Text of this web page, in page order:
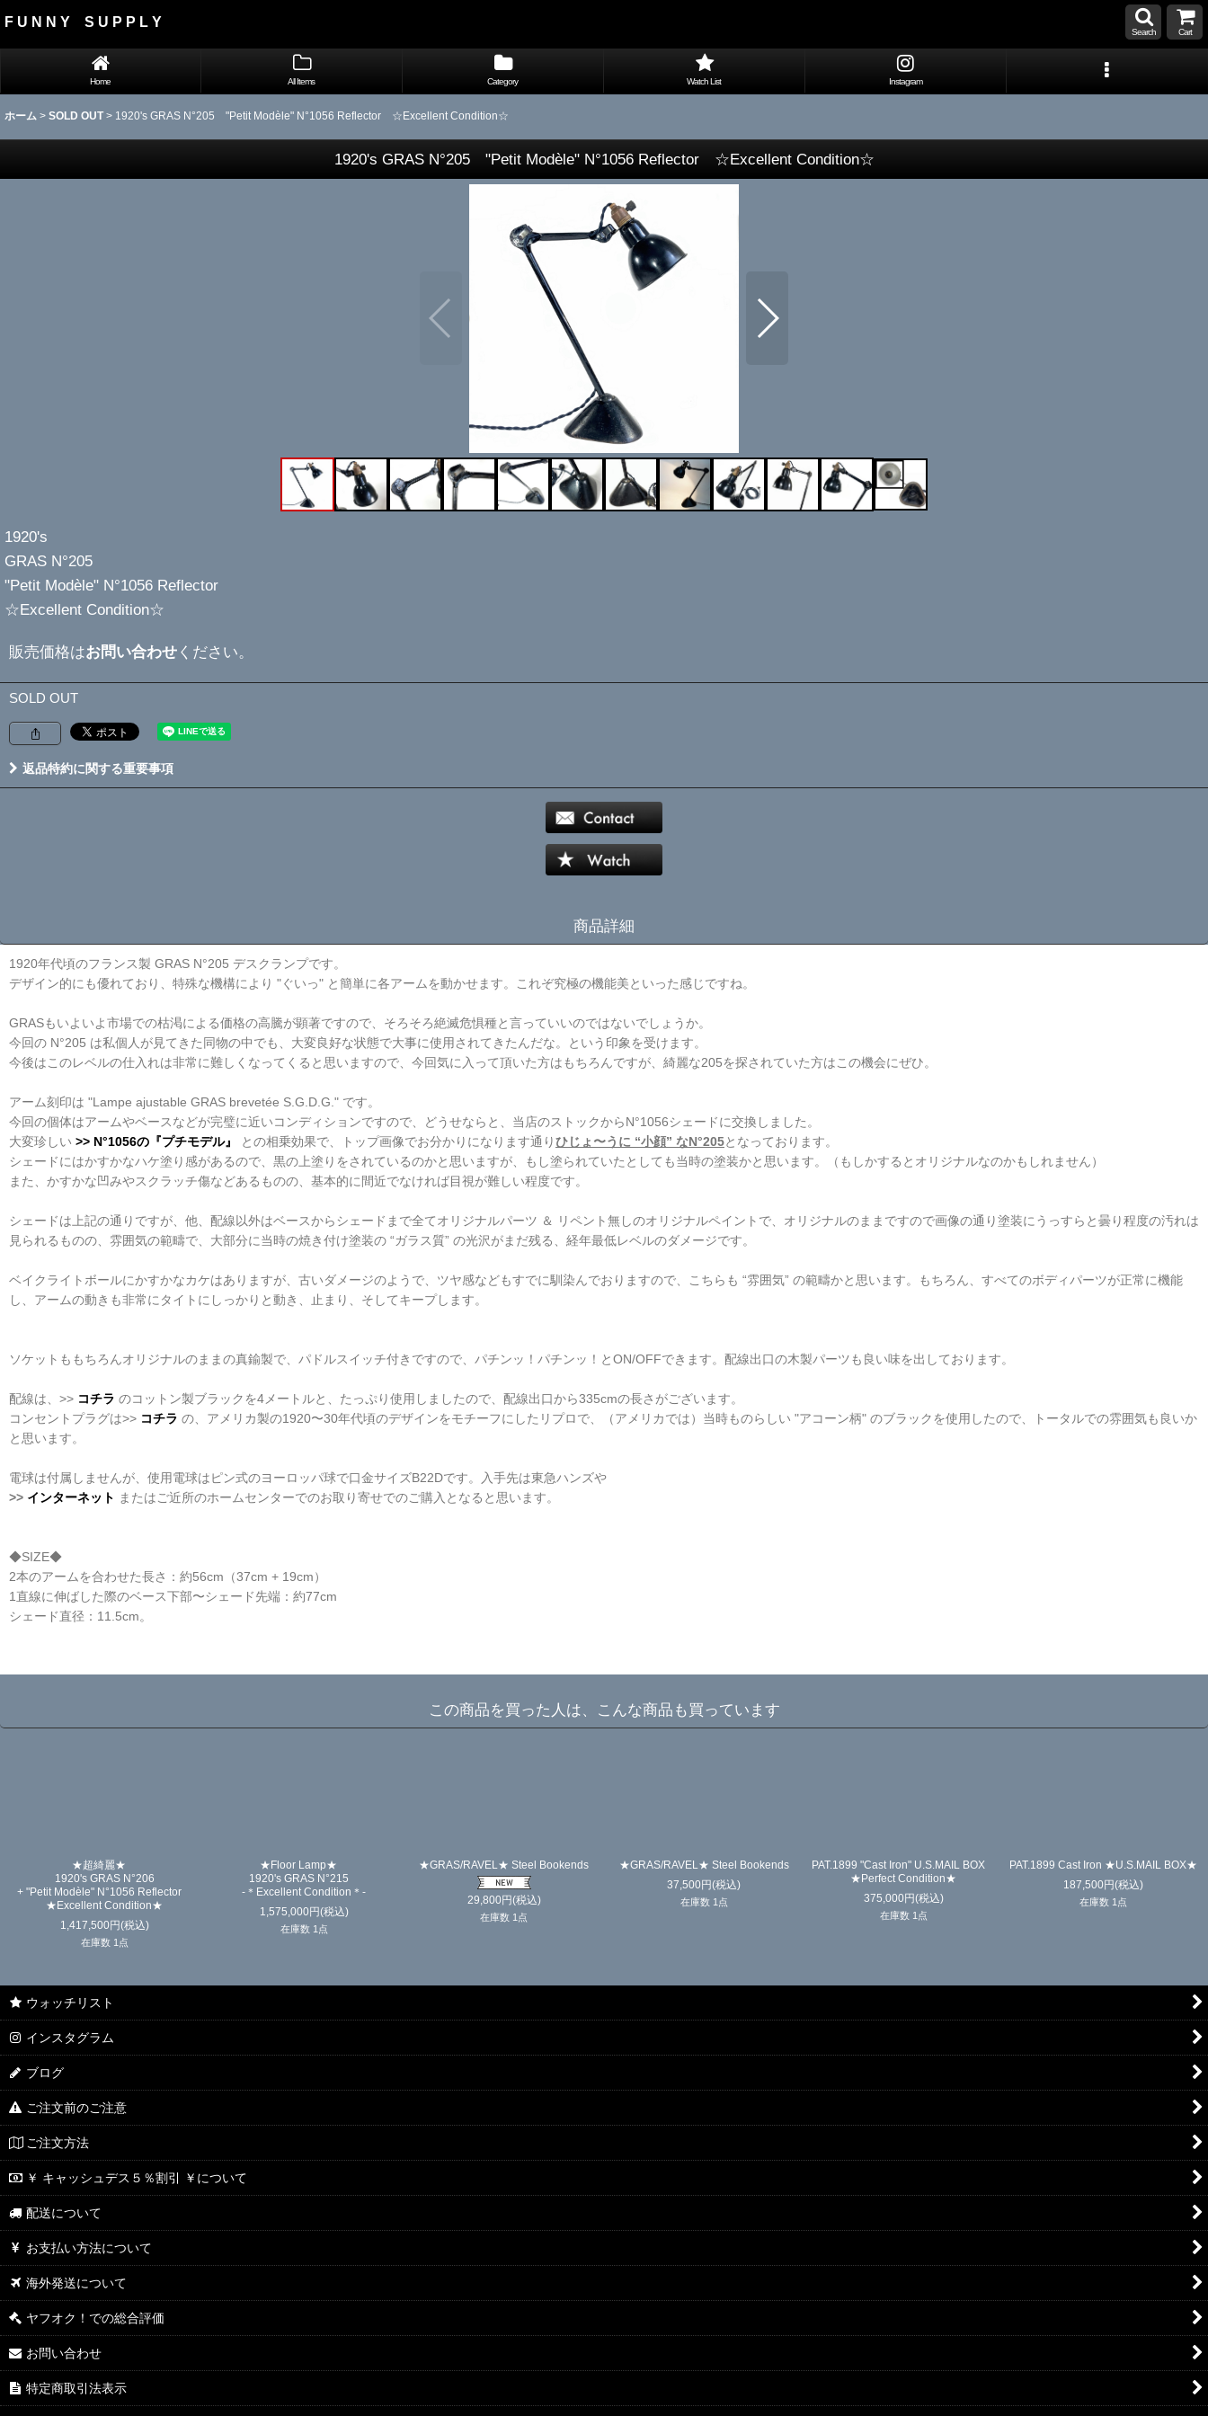
F U N N Y S U P P L Y
Search Cart
Home All Items Category Watch List Instagram
ホーム > SOLD OUT > 1920's GRAS N°205 "Petit Modèle" N°1056 Reflector ☆Excellent Condition☆
1920's GRAS N°205 "Petit Modèle" N°1056 Reflector ☆Excellent Condition☆
1920's
GRAS N°205
"Petit Modèle" N°1056 Reflector
☆Excellent Condition☆
販売価格はお問い合わせ ください。
SOLD OUT
返品特約に関する重要事項
商品詳細
1920年代頃のフランス製 GRAS N°205 デスクランプです。
デザイン的にも優れており、特殊な機構により "ぐいっ" と簡単に各アームを動かせます。これぞ究極の機能美といった感じですね。
GRASもいよいよ市場での枯渇による価格の高騰が顕著ですので、そろそろ絶滅危惧種と言っていいのではないでしょうか。
今回の N°205 は私個人が見てきた同物の中でも、大変良好な状態で大事に使用されてきたんだな。という印象を受けます。
今後はこのレベルの仕入れは非常に難しくなってくると思いますので、今回気に入って頂いた方はもちろんですが、綺麗な205を探されていた方はこの機会にぜひ。
アーム刻印は "Lampe ajustable GRAS brevetée S.G.D.G." です。
今回の個体はアームやベースなどが完璧に近いコンディションですので、どうせならと、当店のストックからN°1056シェードに交換しました。
大変珍しい >> N°1056の『プチモデル』 との相乗効果で、トップ画像でお分かりになります通りひじょ〜うに “小顔” なN°205となっております。
シェードにはかすかなハケ塗り感があるので、黒の上塗りをされているのかと思いますが、もし塗られていたとしても当時の塗装かと思います。（もしかするとオリジナルなのかもしれません）
また、かすかな凹みやスクラッチ傷などあるものの、基本的に間近でなければ目視が難しい程度です。
シェードは上記の通りですが、他、配線以外はベースからシェードまで全てオリジナルパーツ ＆ リペント無しのオリジナルペイントで、オリジナルのままですので画像の通り塗装にうっすらと曇り程度の汚れは
見られるものの、雰囲気の範疇で、大部分に当時の焼き付け塗装の “ガラス質” の光沢がまだ残る、経年最低レベルのダメージです。
ベイクライトボールにかすかなカケはありますが、古いダメージのようで、ツヤ感などもすでに馴染んでおりますので、こちらも “雰囲気” の範疇かと思います。もちろん、すべてのボディパーツが正常に機能
し、アームの動きも非常にタイトにしっかりと動き、止まり、そしてキープします。
ソケットももちろんオリジナルのままの真鍮製で、パドルスイッチ付きですので、パチンッ！パチンッ！とON/OFFできます。配線出口の木製パーツも良い味を出しております。
配線は、>> コチラ のコットン製ブラックを4メートルと、たっぷり使用しましたので、配線出口から335cmの長さがございます。
コンセントプラグは>> コチラ の、アメリカ製の1920〜30年代頃のデザインをモチーフにしたリプロで、（アメリカでは）当時ものらしい "アコーン柄" のブラックを使用したので、トータルでの雰囲気も良いか
と思います。
電球は付属しませんが、使用電球はピン式のヨーロッパ球で口金サイズB22Dです。入手先は東急ハンズや
>> インターネット またはご近所のホームセンターでのお取り寄せでのご購入となると思います。
◆SIZE◆
2本のアームを合わせた長さ：約56cm（37cm + 19cm）
1直線に伸ばした際のベース下部〜シェード先端：約77cm
シェード直径：11.5cm。
この商品を買った人は、こんな商品も買っています
★超綺麗★
1920's GRAS N°206
+ "Petit Modèle" N°1056 Reflector
★Excellent Condition★
1,417,500円(税込)
在庫数 1点
★Floor Lamp★
1920's GRAS N°215
-＊Excellent Condition＊-
1,575,000円(税込)
在庫数 1点
★GRAS/RAVEL★ Steel Bookends
29,800円(税込)
在庫数 1点
★GRAS/RAVEL★ Steel Bookends
37,500円(税込)
在庫数 1点
PAT.1899 "Cast Iron" U.S.MAIL BOX
★Perfect Condition★
375,000円(税込)
在庫数 1点
PAT.1899 Cast Iron ★U.S.MAIL BOX★
187,500円(税込)
在庫数 1点
ウォッチリスト
インスタグラム
ブログ
ご注文前のご注意
ご注文方法
￥ キャッシュデス５％割引 ￥について
配送について
お支払い方法について
海外発送について
ヤフオク！での総合評価
お問い合わせ
特定商取引法表示